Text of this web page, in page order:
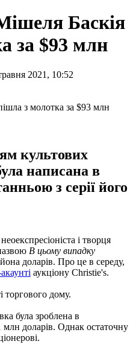
Баскія
за $93 млн
2021, 10:52
культових
написана в
з серії його
і творця
В цьому випадку
доларів. Про це в середу,
аукціону Christie's.
торгового дому.
була зроблена в
доларів. Однак остаточну